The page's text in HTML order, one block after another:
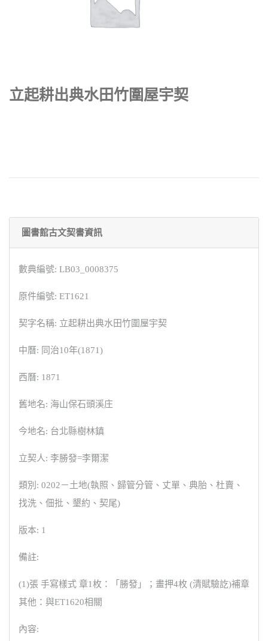
立起耕出典水田竹圍屋宇契
圖書館古文契書資訊
數典編號: LB03_0008375
原件編號: ET1621
契字名稱: 立起耕出典水田竹圍屋宇契
中曆: 同治10年(1871)
西曆: 1871
舊地名: 海山保石頭溪庄
今地名: 台北縣樹林鎮
立契人: 李勝發=李爾潔
類別: 0202－土地(執照、歸管分管、丈單、典胎、杜賣、
找洗、佃批、墾約、契尾)
版本: 1
備註:
(1)張 手寫樣式 章1枚：「勝發」；畫押4枚 (清賦驗訖)補章
其他：與ET1620相關
內容: